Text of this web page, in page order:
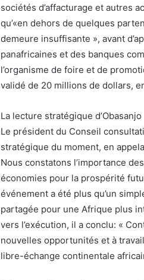
sociétés d’affacturage et autres
qu’«en dehors de quelques
demeure insuffisante », avant
panafricaines et des banques
l’organisme de foire et de
validé de 20 millions de dollars,
La lecture stratégique d’Obasanjo
Le président du Conseil
stratégique du moment, en
Nous constatons l’importance
économies pour la prospérité
événement a été plus qu’un
partagée pour une Afrique plus
vers l’exécution, il a conclu: «
nouvelles opportunités et à
libre-échange continentale